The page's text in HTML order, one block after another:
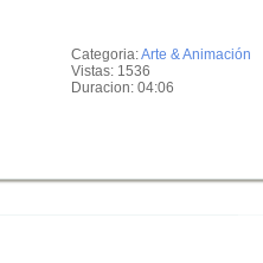
Categoria:Arte & Animación
Vistas: 1536
Duracion: 04:06